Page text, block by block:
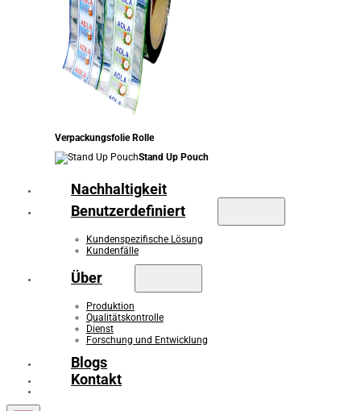
Verpackungsfolie Rolle
Stand Up Pouch
Nachhaltigkeit
Benutzerdefiniert
Kundenspezifische Lösung
Kundenfälle
Über
Produktion
Qualitätskontrolle
Dienst
Forschung und Entwicklung
Blogs
Kontakt